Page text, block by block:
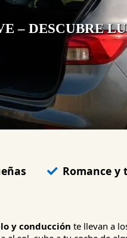
– DESCUBRE
Romance
y conducción te llevan a